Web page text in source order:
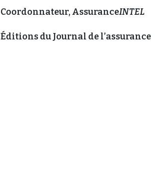
Coordonnateur, AssuranceINTEL
Éditions du Journal de l’assurance